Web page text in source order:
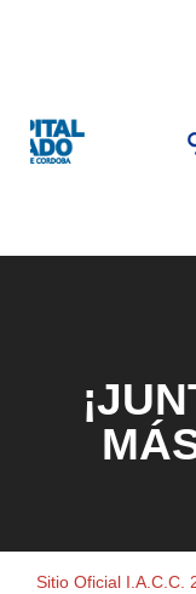
Sitio Oficial I.A.C.C.